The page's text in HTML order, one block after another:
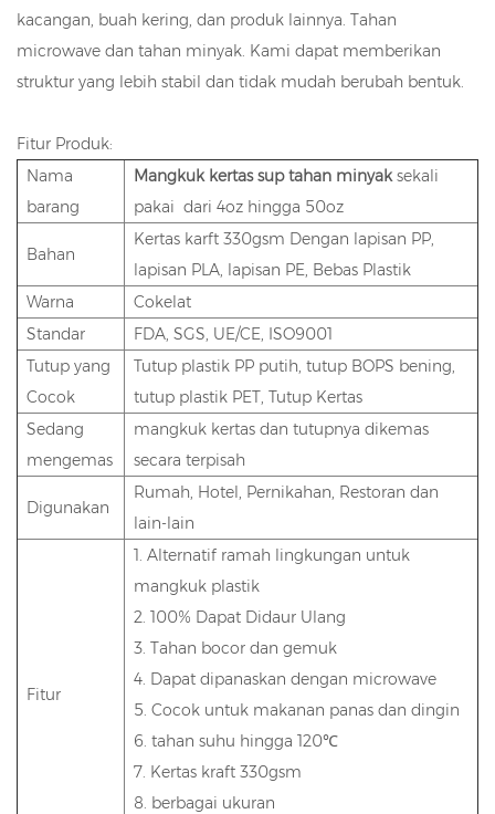
kacangan, buah kering, dan produk lainnya. Tahan
microwave dan tahan minyak. Kami dapat memberikan
struktur yang lebih stabil dan tidak mudah berubah bentuk.
Fitur Produk:
Nama
barang
Mangkuk kertas sup tahan minyaksekali
pakai dari 4oz hingga 50oz
Bahan
Kertas karft 330gsm Dengan lapisan PP,
lapisan PLA, lapisan PE, Bebas Plastik
Warna
Cokelat
Standar
FDA, SGS, UE/CE, ISO9001
Tutup yang
Cocok
Tutup plastik PP putih, tutup BOPS bening,
tutup plastik PET, Tutup Kertas
Sedang
mengemas
mangkuk kertas dan tutupnya dikemas
secara terpisah
Digunakan
Rumah, Hotel, Pernikahan, Restoran dan
lain-lain
Fitur
1. Alternatif ramah lingkungan untuk
mangkuk plastik
2. 100% Dapat Didaur Ulang
3. Tahan bocor dan gemuk
4. Dapat dipanaskan dengan microwave
5. Cocok untuk makanan panas dan dingin
6. tahan suhu hingga 120℃
7. Kertas kraft 330gsm
8. berbagai ukuran